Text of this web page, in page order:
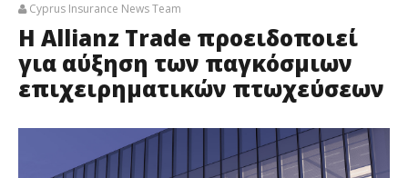
Cyprus Insurance News Team
Η Allianz Trade προειδοποιεί
για αύξηση των παγκόσμιων
επιχειρηματικών πτωχεύσεων